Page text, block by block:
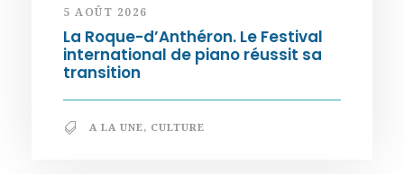
5 AOÛT 2026
La Roque-d’Anthéron. Le Festival
international de piano réussit sa
transition
A LA UNE, CULTURE